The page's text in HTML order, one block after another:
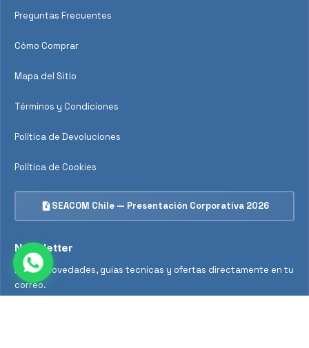
Preguntas Frecuentes
Cómo Comprar
Mapa del Sitio
Términos y Condiciones
Política de Devoluciones
Política de Cookies
SEACOM Chile — Presentación Corporativa 2026
Newsletter
Recibe novedades, guias tecnicas y ofertas directamente en tu
correo.